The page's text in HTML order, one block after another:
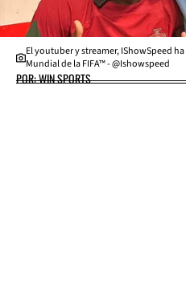
El youtuber y streamer, IShowSpeed
Mundial de la FIFA™ - @Ishowspeed
POR: WIN SPORTS